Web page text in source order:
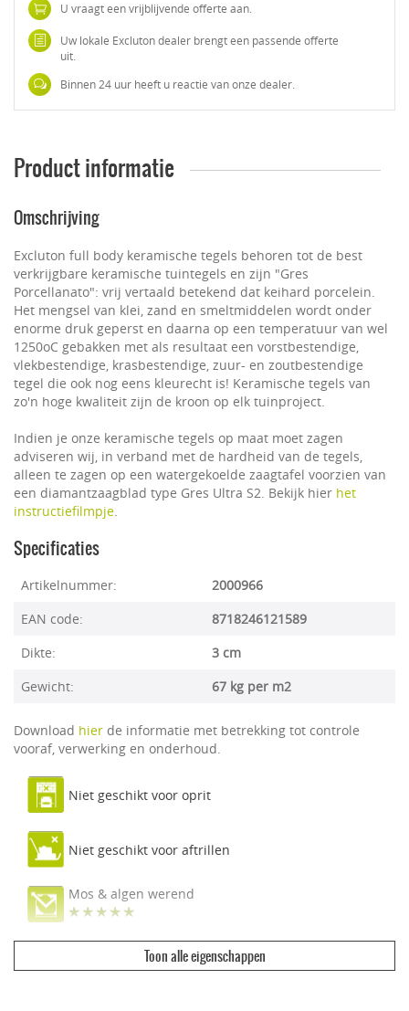
U vraagt een vrijblijvende offerte aan.
Uw lokale Excluton dealer brengt een passende offerte
uit.
Binnen 24 uur heeft u reactie van onze dealer.
Product informatie
Omschrijving
Excluton full body keramische tegels behoren tot de best
verkrijgbare keramische tuintegels en zijn "Gres
Porcellanato": vrij vertaald betekend dat keihard porcelein.
Het mengsel van klei, zand en smeltmiddelen wordt onder
enorme druk geperst en daarna op een temperatuur van wel
1250oC gebakken met als resultaat een vorstbestendige,
vlekbestendige, krasbestendige, zuur- en zoutbestendige
tegel die ook nog eens kleurecht is! Keramische tegels van
zo'n hoge kwaliteit zijn de kroon op elk tuinproject.
Indien je onze keramische tegels op maat moet zagen
adviseren wij, in verband met de hardheid van de tegels,
alleen te zagen op een watergekoelde zaagtafel voorzien van
een diamantzaagblad type Gres Ultra S2. Bekijk hier het
instructiefilmpje.
Specificaties
Artikelnummer:
2000966
EAN code:
8718246121589
Dikte:
3 cm
Gewicht:
67 kg per m2
Download hier de informatie met betrekking tot controle
vooraf, verwerking en onderhoud.
Niet geschikt voor oprit
Niet geschikt voor aftrillen
Mos & algen werend
Ecologisch & duurzaam
Toon alle eigenschappen